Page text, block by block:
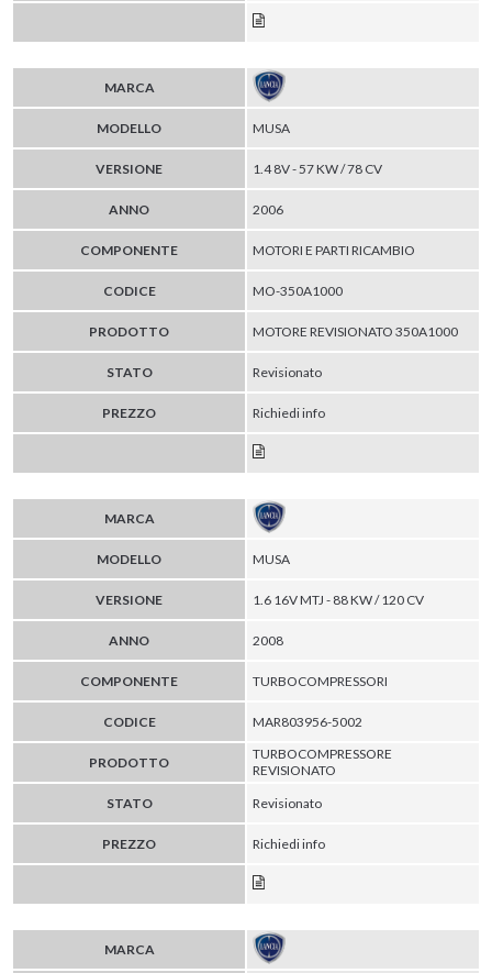
MARCA
MODELLO MUSA
VERSIONE 1.4 8V - 57 KW / 78 CV
ANNO 2006
COMPONENTE MOTORI E PARTI RICAMBIO
CODICE MO-350A1000
PRODOTTO MOTORE REVISIONATO 350A1000
STATO Revisionato
PREZZO Richiedi info
MARCA
MODELLO MUSA
VERSIONE 1.6 16V MTJ - 88 KW / 120 CV
ANNO 2008
COMPONENTE TURBOCOMPRESSORI
CODICE MAR803956-5002
PRODOTTO
TURBOCOMPRESSORE
REVISIONATO
STATO
Revisionato
PREZZO Richiedi info
MARCA